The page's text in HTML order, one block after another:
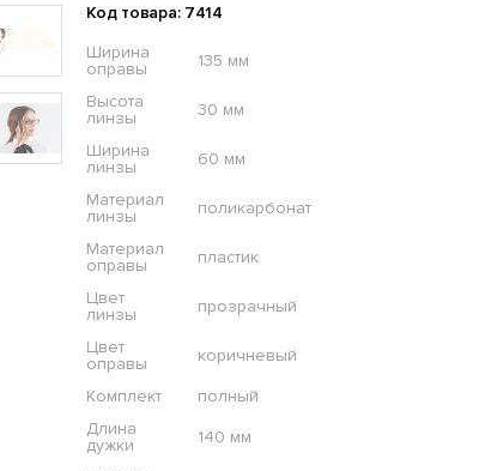
Код товара: 7414
Ширина
оправы
135 мм
Высота
линзы
30 мм
Ширина
линзы
60 мм
Материал
линзы
поликарбонат
Материал
оправы
пластик
Цвет
линзы
прозрачный
Цвет
оправы
коричневый
Комплект
полный
Длина
дужки
140 мм